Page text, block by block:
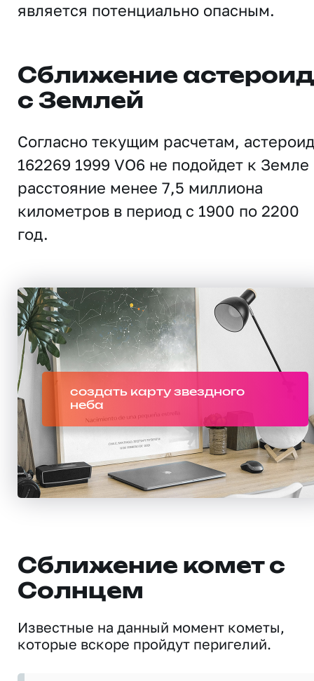
является потенциально опасным.
Сближение
с Землей
Согласно текущим расчетам, астероид
162269 1999 VO6 не подойдет к Земле
расстояние менее 7,5 миллиона
километров в период с 1900 по 2200
год.
создать карту звездного
неба
Сближение комет с
Солнцем
Известные на данный момент кометы,
которые вскоре пройдут перигелий.